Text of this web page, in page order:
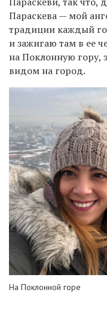
Параскева — мой
традиции каждый
и зажигаю там в ее
на Поклонную гору,
видом на город.
На Поклонной горе